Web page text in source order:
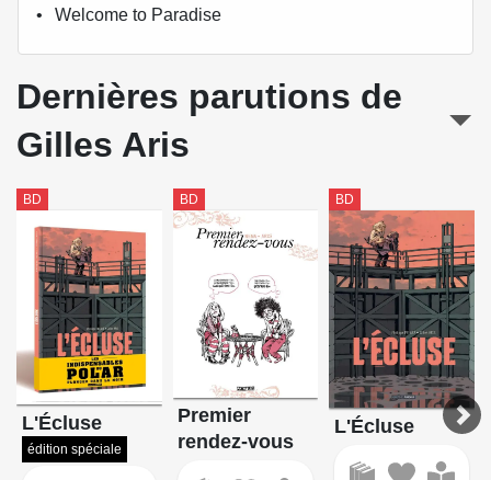
Welcome to Paradise
Dernières parutions de
Gilles Aris
BD
L'Écluse
édition spéciale
BD
Premier
rendez-vous
BD
L'Écluse